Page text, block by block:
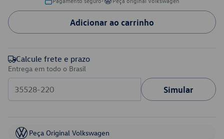
Adicionar ao carrinho
Calcule frete e prazo
Entrega em todo o Brasil
Simular
Peça Original Volkswagen